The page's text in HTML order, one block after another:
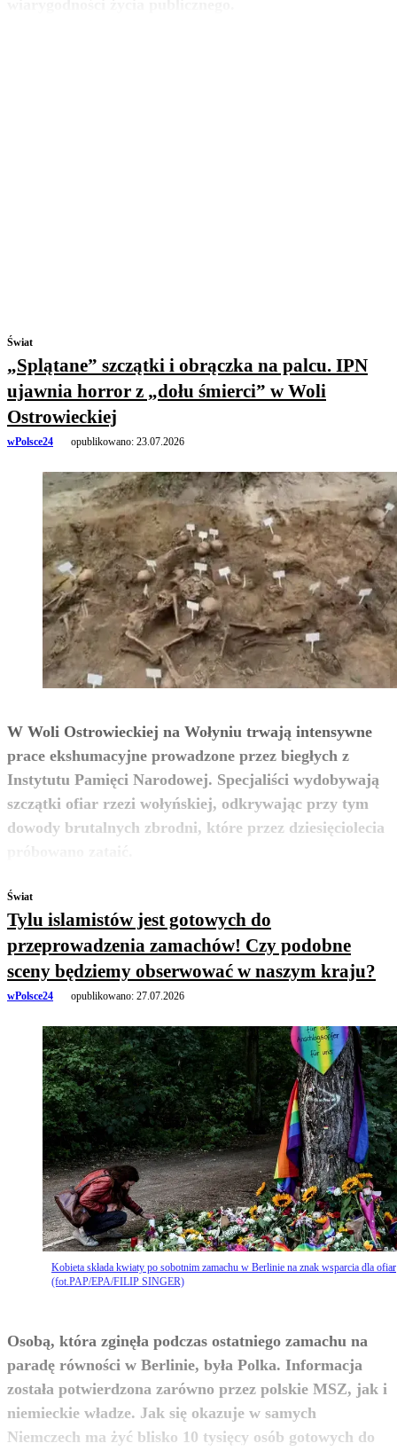
Świat
„Splątane” szczątki i obrączka na palcu. IPN
ujawnia horror z „dołu śmierci” w Woli
Ostrowieckiej
wPolsce24 opublikowano: 23.07.2026
W Woli Ostrowieckiej na Wołyniu trwają intensywne
prace ekshumacyjne prowadzone przez biegłych z
Instytutu Pamięci Narodowej. Specjaliści wydobywają
szczątki ofiar rzezi wołyńskiej, odkrywając przy tym
dowody brutalnych zbrodni, które przez dziesięciolecia
zobacz więcej
Świat
Tylu islamistów jest gotowych do
przeprowadzenia zamachów! Czy podobne
sceny będziemy obserwować w naszym kraju?
wPolsce24 opublikowano: 27.07.2026
Kobieta składa kwiaty po sobotnim zamachu w Berlinie na znak wsparcia dla ofiar
(fot.PAP/EPA/FILIP SINGER)
Osobą, która zginęła podczas ostatniego zamachu na
paradę równości w Berlinie, była Polka. Informacja
została potwierdzona zarówno przez polskie MSZ, jak i
niemieckie władze. Jak się okazuje w samych
Niemczech ma żyć blisko 10 tysięcy osób gotowych do
zobacz więcej